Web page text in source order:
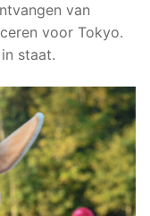
van
voor Tokyo.
staat.